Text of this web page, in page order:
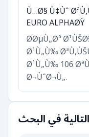
Ù…Ø§ Ù‡Ùˆ
EURO ALPHAØŸ
Ø­ØµÙ„Øª
Ø¹Ù„Ù‰
Ø¹Ù„Ù‰ 106
Ø¬ÙˆØ¬Ù„.
في البحث